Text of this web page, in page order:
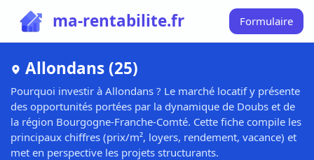
ma-rentabilite.fr Formulaire
Allondans (25)
Pourquoi investir à Allondans ? Le marché locatif y présente
des opportunités portées par la dynamique de Doubs et de
la région Bourgogne-Franche-Comté. Cette fiche compile les
principaux chiffres (prix/m², loyers, rendement, vacance) et
met en perspective les projets structurants.